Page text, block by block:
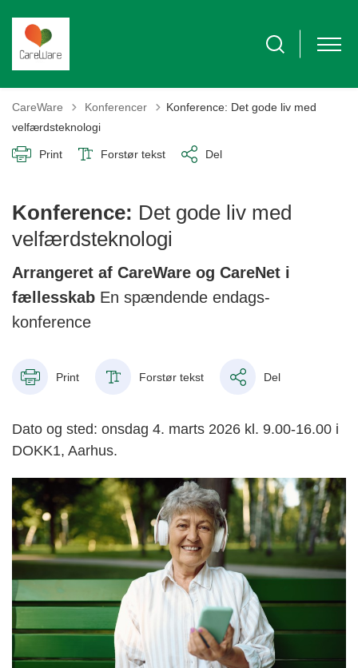
CareWare Tilbage til
Konferencer
Konference: Det gode liv med
velfærdsteknologi
Print Forstør tekst Del
Konference: Det gode liv med
velfærdsteknologi
Arrangeret af CareWare og CareNet i
fællesskab En spændende endags-
konference
Print Forstør tekst Del
Dato og sted: onsdag 4. marts 2026 kl. 9.00-16.00 i
DOKK1, Aarhus.